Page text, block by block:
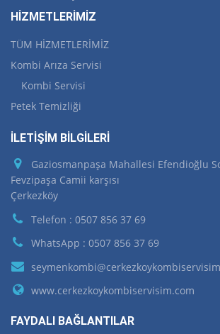
HİZMETLERİMİZ
TÜM HİZMETLERİMİZ
Kombi Arıza Servisi
Kombi Servisi
Petek Temizliği
İLETİŞİM BİLGİLERİ
Gaziosmanpaşa Mahallesi Efendioğlu
Fevzipaşa Camii karşısı
Çerkezköy
Telefon : 0507 856 37 69
WhatsApp : 0507 856 37 69
www.cerkezkoykombiservisim.com
FAYDALI BAĞLANTILAR